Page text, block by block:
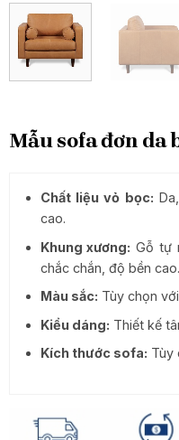
Mẫu sofa đơn da
Chất liệu vỏ bọc:
cao.
Khung xương: Gỗ tự
chắc chắn, độ bền cao.
Màu sắc: Tùy chọn
Kiểu dáng: Thiết kế
Kích thước sofa: Tùy